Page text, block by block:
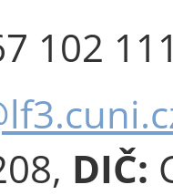
102
DIČ: